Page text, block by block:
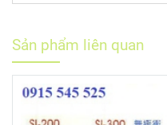
Sản phẩm liên quan